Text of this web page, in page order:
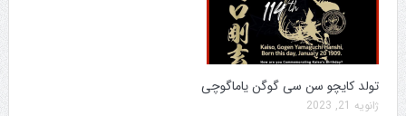
تولد کایچو سن سی گوگن یاماگوچی
ژانویه 21, 2023